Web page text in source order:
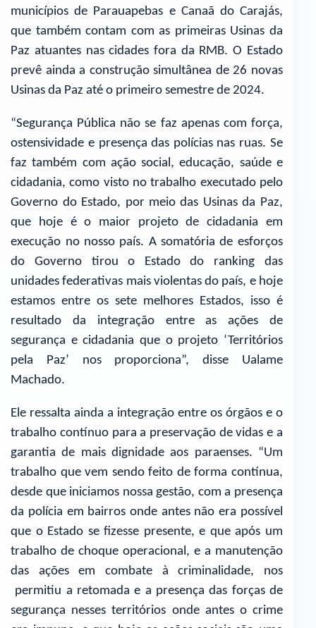
municípios de Parauapebas e Canaã do Carajás,
que também contam com as primeiras Usinas da
Paz atuantes nas cidades fora da RMB. O Estado
prevê ainda a construção simultânea de 26 novas
Usinas da Paz até o primeiro semestre de 2024.
“Segurança Pública não se faz apenas com força,
ostensividade e presença das polícias nas ruas. Se
faz também com ação social, educação, saúde e
cidadania, como visto no trabalho executado pelo
Governo do Estado, por meio das Usinas da Paz,
que hoje é o maior projeto de cidadania em
execução no nosso país. A somatória de esforços
do Governo tirou o Estado do ranking das
unidades federativas mais violentas do país, e hoje
estamos entre os sete melhores Estados, isso é
resultado da integração entre as ações de
segurança e cidadania que o projeto ‘Territórios
pela Paz’ nos proporciona”, disse Ualame
Machado.
Ele ressalta ainda a integração entre os órgãos e o
trabalho contínuo para a preservação de vidas e a
garantia de mais dignidade aos paraenses. “Um
trabalho que vem sendo feito de forma contínua,
desde que iniciamos nossa gestão, com a presença
da polícia em bairros onde antes não era possível
que o Estado se fizesse presente, e que após um
trabalho de choque operacional, e a manutenção
das ações em combate à criminalidade, nos
permitiu a retomada e a presença das forças de
segurança nesses territórios onde antes o crime